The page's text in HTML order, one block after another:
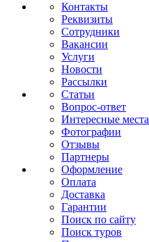
Контакты
Реквизиты
Сотрудники
Вакансии
Услуги
Новости
Рассылки
Статьи
Вопрос-ответ
Интересные места
Фотографии
Отзывы
Партнеры
Оформление
Оплата
Доставка
Гарантии
Поиск по сайту
Поиск туров